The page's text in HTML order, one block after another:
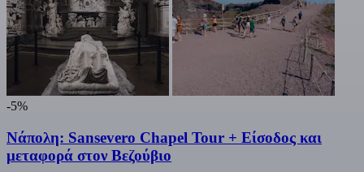
-5%
Νάπολη: Sansevero Chapel Tour + Είσοδος και
μεταφορά στον Βεζούβιο